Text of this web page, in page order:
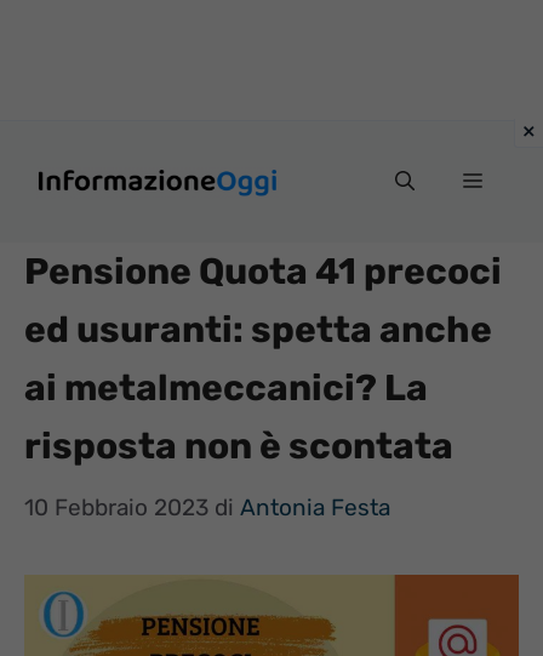
Menu
Pensione Quota 41 precoci
ed usuranti: spetta anche
ai metalmeccanici? La
risposta non è scontata
10 Febbraio 2023 di Antonia Festa